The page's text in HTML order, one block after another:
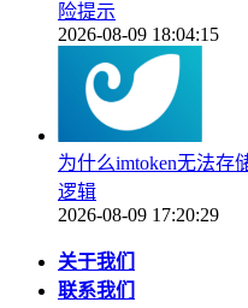
险提示
2026-08-09 18:04:15
为什么imtoken无法存
逻辑
2026-08-09 17:20:29
关于我们
联系我们